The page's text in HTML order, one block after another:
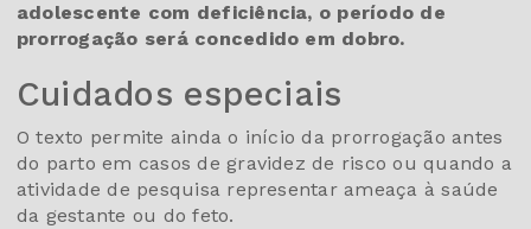
adolescente com deficiência, o período de
prorrogação será concedido em dobro.
Cuidados especiais
O texto permite ainda o início da prorrogação antes
do parto em casos de gravidez de risco ou quando a
atividade de pesquisa representar ameaça à saúde
da gestante ou do feto.